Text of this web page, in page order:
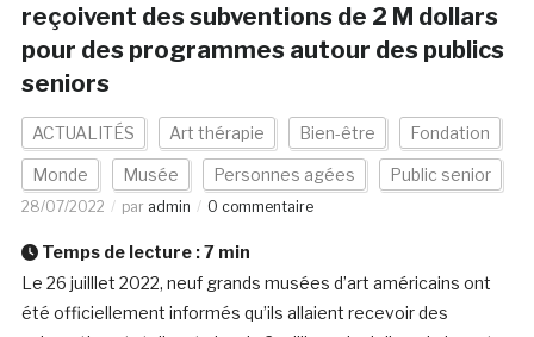
reçoivent des subventions de 2 M dollars
pour des programmes autour des publics
seniors
ACTUALITÉS Art thérapie Bien-être Fondation
Monde Musée Personnes agées Public senior
28/07/2022 par admin 0 commentaire
Temps de lecture :7 min
Le 26 juilllet 2022, neuf grands musées d’art américains ont
été officiellement informés qu’ils allaient recevoir des